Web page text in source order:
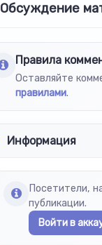
Обсуждение
Правила
Оставляйте
правилами.
Информация
Посетители,
публикации.
Войти в